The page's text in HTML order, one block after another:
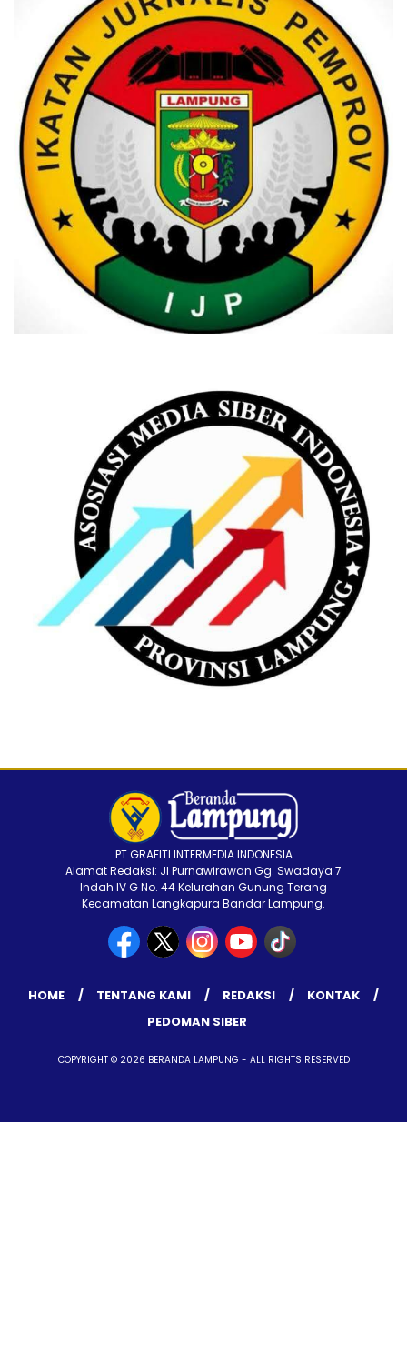
PT GRAFITI INTERMEDIA INDONESIA
Alamat Redaksi: Jl Purnawirawan Gg. Swadaya 7
Indah IV G No. 44 Kelurahan Gunung Terang
Kecamatan Langkapura Bandar Lampung.
HOME TENTANG KAMI REDAKSI
KONTAK
PEDOMAN SIBER
COPYRIGHT © 2026 BERANDA LAMPUNG - ALL RIGHTS RESERVED